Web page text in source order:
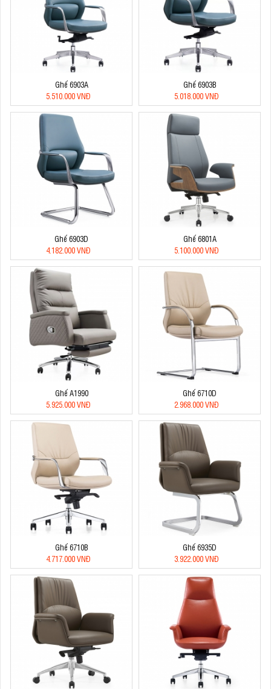
Ghế 6903A
5.510.000 VNĐ
Ghế 6903B
5.018.000 VNĐ
Ghế 6903D
4.182.000 VNĐ
Ghế 6801A
5.100.000 VNĐ
Ghế A1990
5.925.000 VNĐ
Ghế 6710D
2.968.000 VNĐ
Ghế 6710B
4.717.000 VNĐ
Ghế 6935D
3.922.000 VNĐ